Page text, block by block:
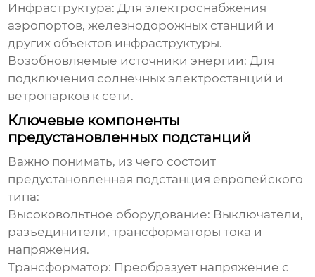
Инфраструктура: Для электроснабжения
аэропортов, железнодорожных станций и
других объектов инфраструктуры.
Возобновляемые источники энергии: Для
подключения солнечных электростанций и
ветропарков к сети.
Ключевые компоненты
предустановленных подстанций
Важно понимать, из чего состоит
предустановленная подстанция европейского
типа:
Высоковольтное оборудование: Выключатели,
разъединители, трансформаторы тока и
напряжения.
Трансформатор: Преобразует напряжение с